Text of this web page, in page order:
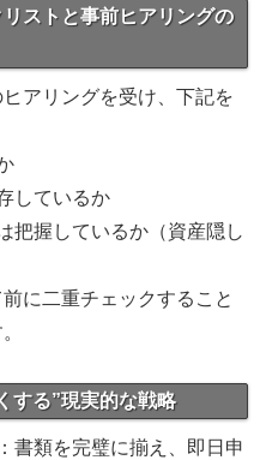
ストと事前ヒアリングの
アリングを受け、下記を
しているか
把握しているか（資産隠し
に二重チェックすること
する”現実的な戦略
書類を完璧に揃え、即日申